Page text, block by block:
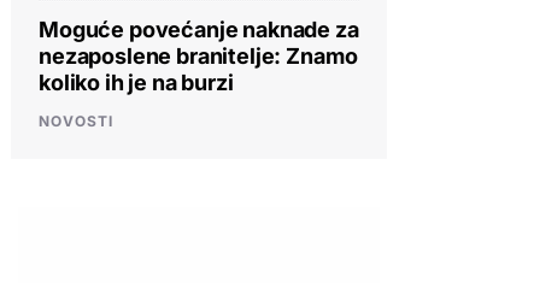
Moguće povećanje naknade za
nezaposlene branitelje: Znamo
koliko ih je na burzi
NOVOSTI